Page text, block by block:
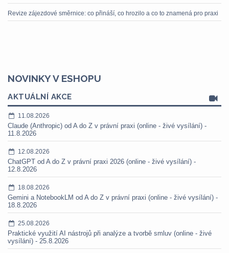
Revize zájezdové směrnice: co přináší, co hrozilo a co to znamená pro praxi
NOVINKY V ESHOPU
AKTUÁLNÍ AKCE
11.08.2026
Claude (Anthropic) od A do Z v právní praxi (online - živé vysílání) -
11.8.2026
12.08.2026
ChatGPT od A do Z v právní praxi 2026 (online - živé vysílání) -
12.8.2026
18.08.2026
Gemini a NotebookLM od A do Z v právní praxi (online - živé vysílání) -
18.8.2026
25.08.2026
Praktické využití AI nástrojů při analýze a tvorbě smluv (online - živé
vysílání) - 25.8.2026